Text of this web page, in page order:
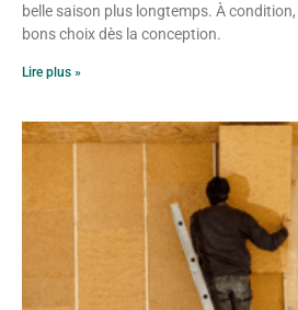
belle saison plus longtemps. À
bons choix dès la conception.
Lire plus »